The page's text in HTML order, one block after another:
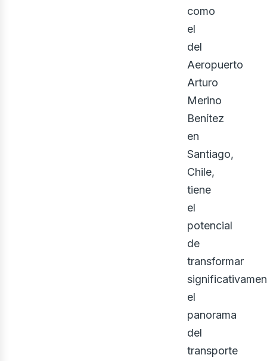
como
el
del
Aeropuerto
Arturo
Merino
Benítez
en
Santiago,
Chile,
tiene
el
potencial
de
transformar
el
panorama
del
transporte